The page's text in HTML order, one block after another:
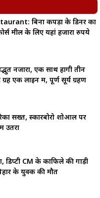
बिना कपड़ों के डिनर का
मील के लिए यहां हजारों रुपये
नजारा, एक साथ होंगी तीन
एक लाइन में, पूर्ण सूर्य ग्रहण
सख्त, स्कारबोरो शोआल पर
उतरा
डिप्टी CM के काफिले की गाड़ी
के युवक की मौत